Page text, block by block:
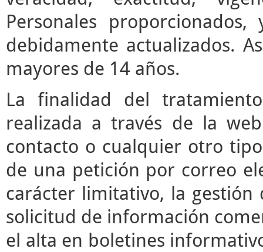
Personales
debidamente actualizados.
mayores de 14 años.
La finalidad del
realizada a través de la
contacto o cualquier otro
de una petición por correo
carácter limitativo, la
solicitud de información
el alta en boletines